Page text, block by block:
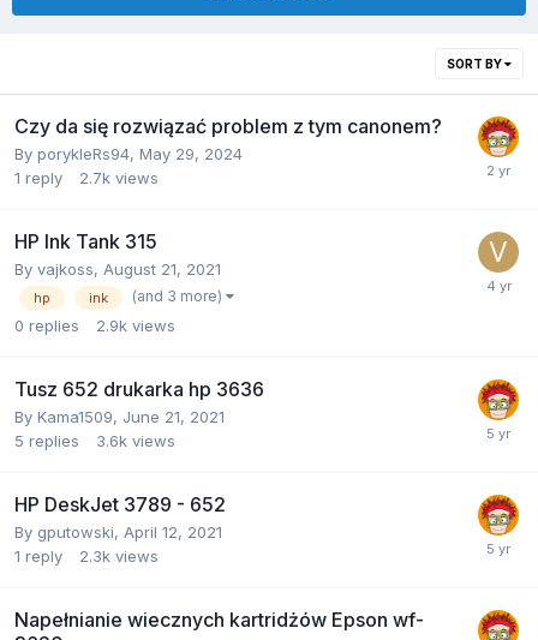
SORT BY
Czy da się rozwiązać problem z tym canonem?
By porykleRs94, May 29, 2024
1 reply 2.7k views
HP Ink Tank 315
By vajkoss, August 21, 2021
hp ink (and 3 more)
0 replies 2.9k views
Tusz 652 drukarka hp 3636
By Kama1509, June 21, 2021
5 replies 3.6k views
HP DeskJet 3789 - 652
By gputowski, April 12, 2021
1 reply 2.3k views
Napełnianie wiecznych kartridżów Epson wf-